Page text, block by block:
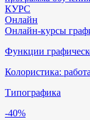
КУРС
Онлайн
Онлайн-курсы
Функции
Колористика:
Типографика
-40%